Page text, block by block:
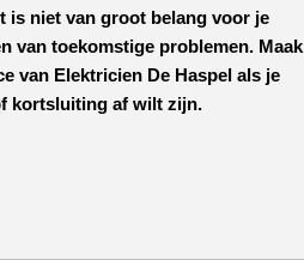
is niet van groot belang voor je
van toekomstige problemen. Maak
van Elektricien De Haspel als je
kortsluiting af wilt zijn.